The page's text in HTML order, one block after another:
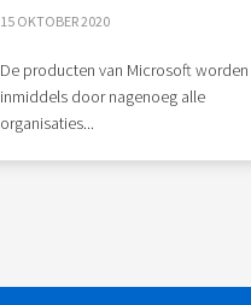
15 OKTOBER 2020
De producten van Microsoft worden
inmiddels door nagenoeg alle
organisaties...